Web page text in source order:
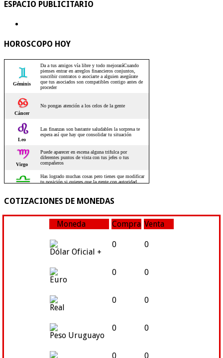
ESPACIO PUBLICITARIO
HOROSCOPO HOY
COTIZACIONES DE MONEDAS
Moneda Compra Venta
Dólar Oficial +
0 0
Euro
0 0
Real
0 0
Peso Uruguayo
0 0
0 0